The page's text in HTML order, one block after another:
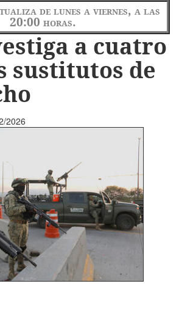
de lunes a viernes, a las
20:00 horas.
a cuatro
sustitutos de
2026